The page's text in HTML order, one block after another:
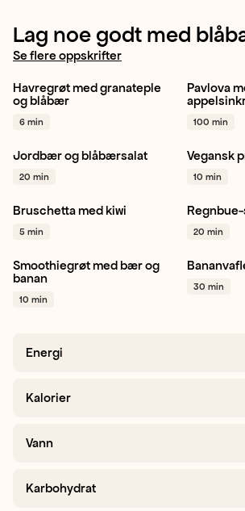
Lag noe godt med
Se flere oppskrifter
Granateple
Blåbær
Havregrøt med granateple
og blåbær
6 min
Grønn
Pavlova
100 min
Blåbær
Jordbær
Cashewnøtter
Jordbær og blåbærsalat
20 min
Frokost
Vegansk
10 min
Gul kiwi Blåbær Kjapt
Bruschetta med kiwi
5 min 20 min
Bringebær
Blåbær
Smoothiegrøt med bær og
banan
10 min
Banan
+ 1
30 min
Energi
Kalorier
Vann
Karbohydrat